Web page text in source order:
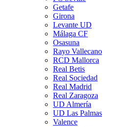
Getafe
Girona
Levante UD
Málaga CF
Osasuna
Rayo Vallecano
RCD Mallorca
Real Betis
Real Sociedad
Real Madrid
Real Zaragoza
UD Almería
UD Las Palmas
Valence